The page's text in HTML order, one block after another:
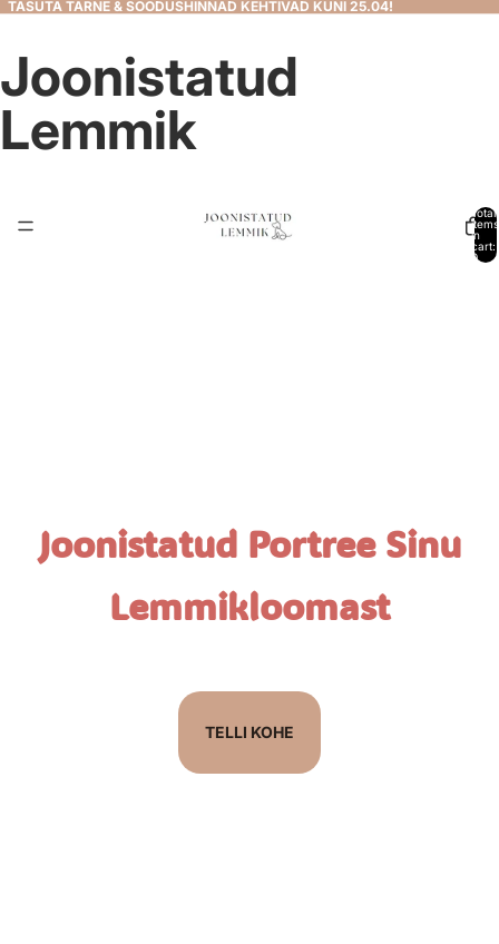
TASUTA TARNE & SOODUSHINNAD KEHTIVAD KUNI 25.04!
Joonistatud
Lemmik
Total
items
in
cart:
0
Joonistatud Portree Sinu
Lemmikloomast
TELLI KOHE